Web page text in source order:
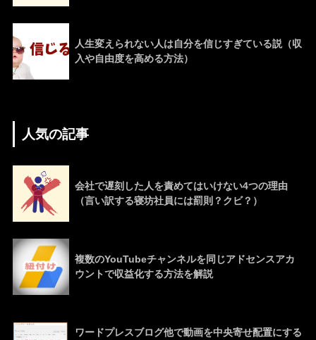
人生変えられない人は自分を信じすぎている説（収
入や自由度を高める方法）
人気の記事
会社で遅刻した人を責めてはいけない4つの理由
（言い訳する寝坊社員には罰則？クビ？）
複数のYouTubeチャンネルを同じアドセンスアカ
ウントで収益化する方法を解説
ワードプレスブログ他で動画を中央寄せ配置にする